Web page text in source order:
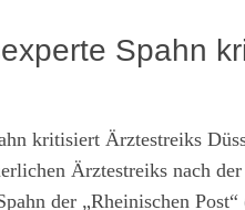
Spahn
Ärztestreiks nach
der „Rheinischen